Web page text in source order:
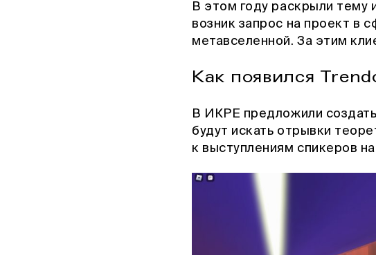
В этом году раскрыли тему
возник запрос на проект в
метавселенной. За этим
Как появился
В ИКРЕ предложили
будут искать отрывки
к выступлениям спикеров